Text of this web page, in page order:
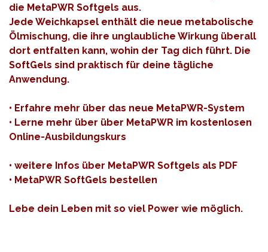
die MetaPWR Softgels aus.
Jede Weichkapsel enthält die neue metabolische
Ölmischung, die ihre unglaubliche Wirkung überall
dort entfalten kann, wohin der Tag dich führt. Die
SoftGels sind praktisch für deine tägliche
Anwendung.
• Erfahre mehr über das neue MetaPWR-System
• Lerne mehr über über MetaPWR im kostenlosen
Online-Ausbildungskurs
• weitere Infos über MetaPWR Softgels als PDF
• MetaPWR SoftGels bestellen
Lebe dein Leben mit so viel Power wie möglich.